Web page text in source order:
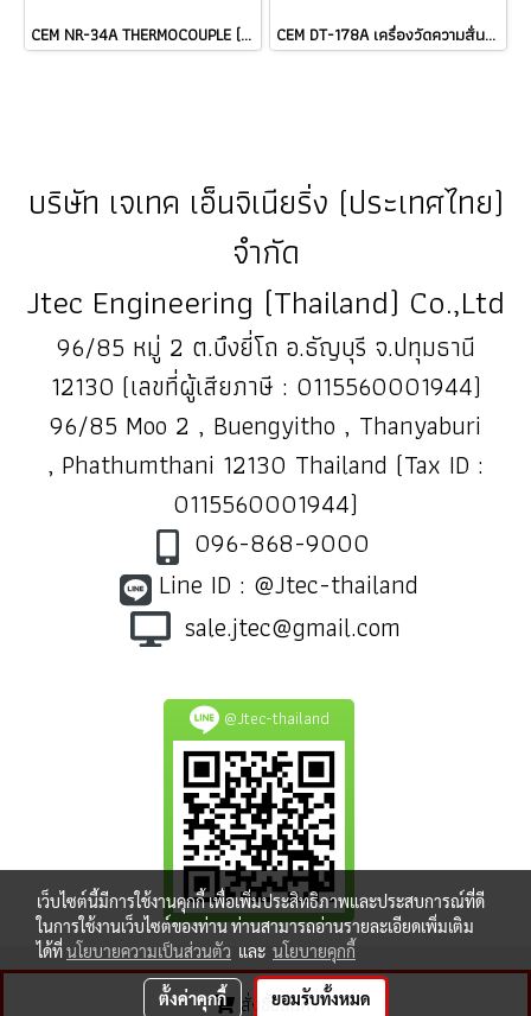
สั่งซื้อสินค้า
CEM NR-34A THERMOCOUPLE (TYPE K) Length: 180 mm Cable @ ราคา CEM DT-178A เครื่องวัดความสั่นสะเทือนแบบ 3-Axis Datalogger ราคา ###
บริษัท เจเทค เอ็นจิเนียริ่ง (ประเทศไทย)
จำกัด
Jtec Engineering (Thailand) Co.,Ltd
96/85 หมู่ 2 ต.บึงยี่โถ อ.ธัญบุรี จ.ปทุมธานี
12130 (เลขที่ผู้เสียภาษี : 0115560001944)
96/85 Moo 2 , Buengyitho , Thanyaburi
, Phathumthani 12130 Thailand (Tax ID :
0115560001944)
096-868-9000
Line ID : @Jtec-thailand
sale.jtec@gmail.com
@Jtec-thailand
เว็บไซต์นี้มีการใช้งานคุกกี้ เพื่อเพิ่มประสิทธิภาพและประสบการณ์ที่ดี
ในการใช้งานเว็บไซต์ของท่าน ท่านสามารถอ่านรายละเอียดเพิ่มเติม
ได้ที่นโยบายความเป็นส่วนตัว และ นโยบายคุกกี้
ตั้งค่าคุกกี้ ยอมรับทั้งหมด